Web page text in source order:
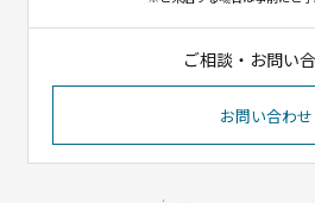
ご相談・お問い
お問い合わせ